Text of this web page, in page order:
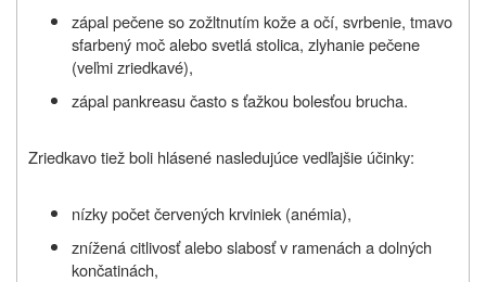
zápal pečene so zožltnutím kože a očí, svrbenie, tmavo
sfarbený moč alebo svetlá stolica, zlyhanie pečene
(veľmi zriedkavé),
zápal pankreasu často s ťažkou bolesťou brucha.
Zriedkavo tiež boli hlásené nasledujúce vedľajšie účinky:
nízky počet červených krviniek (anémia),
znížená citlivosť alebo slabosť v ramenách a dolných
končatinách,